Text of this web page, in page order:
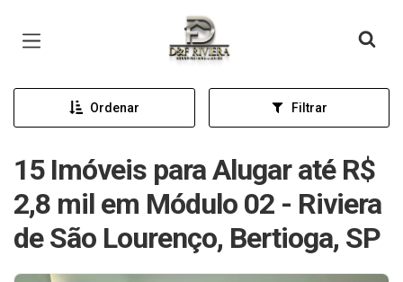
Página inicial
Ordenar Filtrar
15 Imóveis para Alugar até R$
2,8 mil em Módulo 02 - Riviera
de São Lourenço, Bertioga, SP